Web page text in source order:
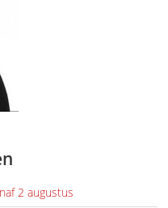
2 augustus